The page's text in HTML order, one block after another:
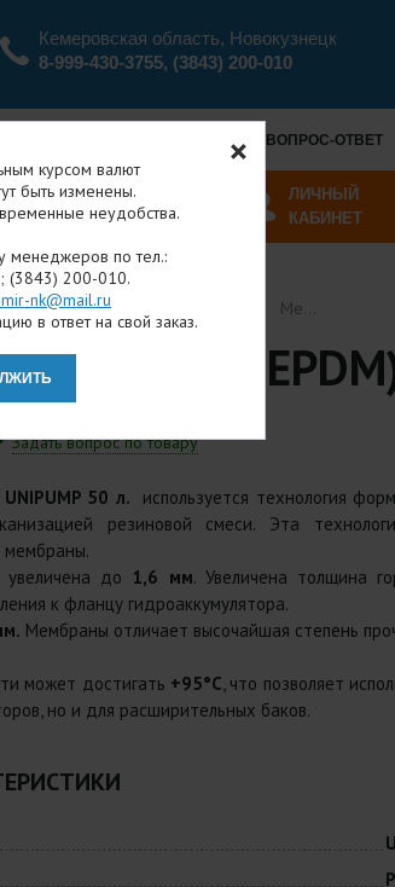
Кемеровская область, Новокузнецк
8-999-430-3755, (3843) 200-010
ВОПРОС-ОТВЕТ
ЛИЧНЫЙ
КАБИНЕТ
баки Мембрана UNIPUMP 50л/90 (резина EPDM) 11250
(РЕЗИНА
Задать вопрос по товару
50 л.
используется технология
резиновой смеси. Эта
мембраны.
увеличена до 1,6 мм. Увеличена толщина
к фланцу гидроаккумулятора.
Мембраны отличает высочайшая степень
может достигать +95°С, что позволяет
но и для расширительных баков.
курсом валют
быть изменены.
неудобства.
менеджеров по тел.:
(3843) 200-010.
nk@mail.ru
в ответ на свой заказ.